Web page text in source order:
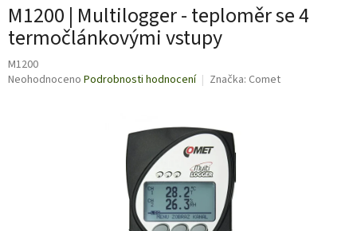
M1200 | Multilogger - teploměr se 4
termočlánkovými vstupy
M1200
Průměrné
Neohodnoceno Podrobnosti hodnocení Značka: Comet